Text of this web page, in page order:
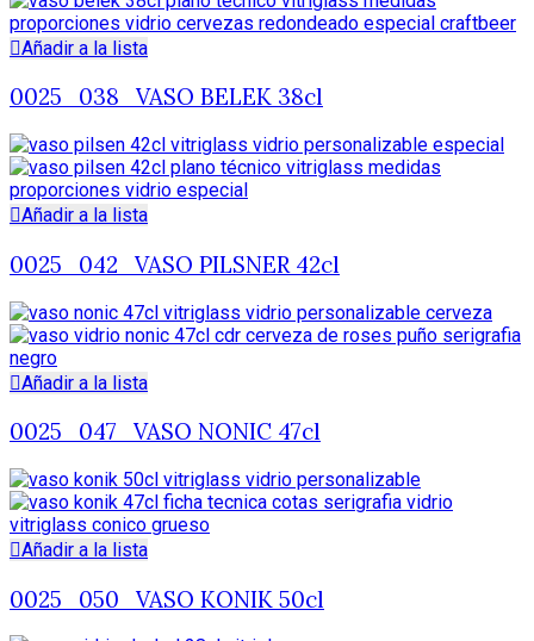
Añadir a la lista
0025_038_VASO BELEK 38cl
Añadir a la lista
0025_042_VASO PILSNER 42cl
Añadir a la lista
0025_047_VASO NONIC 47cl
Añadir a la lista
0025_050_VASO KONIK 50cl